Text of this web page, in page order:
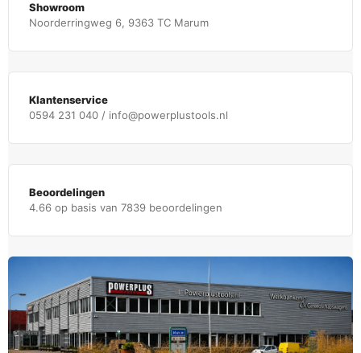
Showroom
Noorderringweg 6, 9363 TC Marum
Klantenservice
0594 231 040 / info@powerplustools.nl
Beoordelingen
4.66 op basis van 7839 beoordelingen